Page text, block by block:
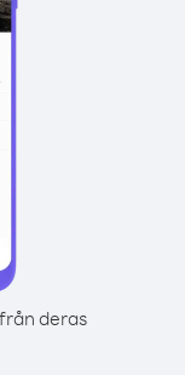
deras